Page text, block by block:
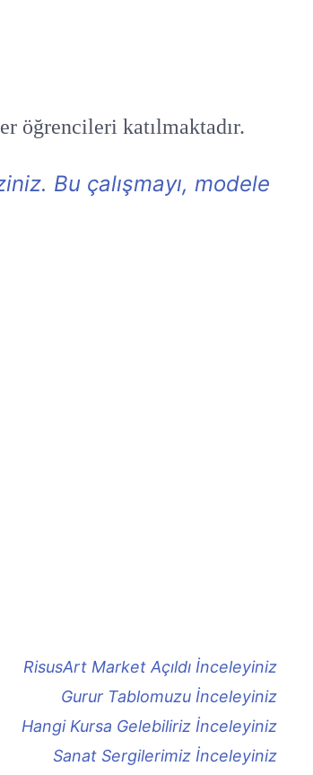
öğrencileri katılmaktadır.
Bu çalışmayı, modele
RisusArt Market Açıldı İnceleyiniz
Gurur Tablomuzu İnceleyiniz
Hangi Kursa Gelebiliriz İnceleyiniz
Sanat Sergilerimiz İnceleyiniz